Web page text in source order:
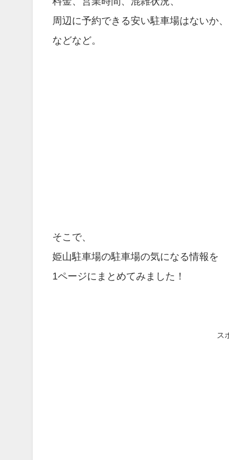
周辺に予約できる安い駐車場はないか、
などなど。
そこで、
姫山駐車場の駐車場の気になる情報を
1ページにまとめてみました！
ス